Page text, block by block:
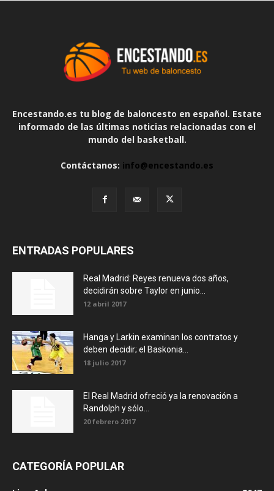
Encestando.es tu blog de baloncesto en español. Estate
informado de las últimas noticias relacionadas con el
mundo del basketball.
Contáctanos: info@encestando.es
ENTRADAS POPULARES
Real Madrid: Reyes renueva dos años,
decidirán sobre Taylor en junio...
12 abril 2017
Hanga y Larkin examinan los contratos y
deben decidir; el Baskonia...
18 julio 2017
El Real Madrid ofreció ya la renovación a
Randolph y sólo...
20 febrero 2017
CATEGORÍA POPULAR